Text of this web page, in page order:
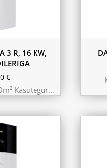
3 R, 16 KW,
€
Kasutegur…